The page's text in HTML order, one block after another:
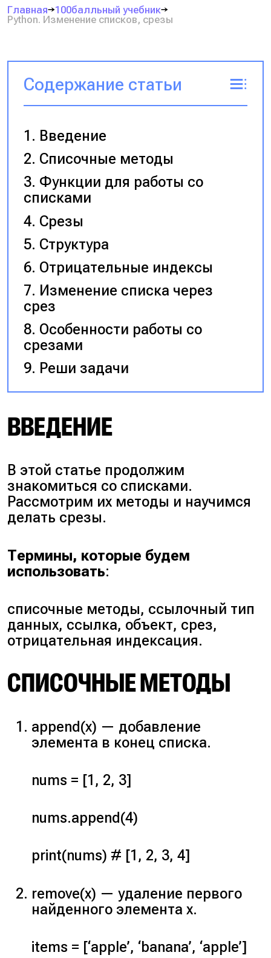
Главная
100балльный учебник
Python. Изменение списков, срезы
Содержание статьи
Введение
Списочные методы
Функции для работы со
списками
Срезы
Структура
Отрицательные индексы
Изменение списка через
срез
Особенности работы со
срезами
Реши задачи
ВВЕДЕНИЕ
В этой статье продолжим
знакомиться со списками.
Рассмотрим их методы и научимся
делать срезы.
Термины, которые будем
использовать:
списочные методы, ссылочный тип
данных, ссылка, объект, срез,
отрицательная индексация.
СПИСОЧНЫЕ МЕТОДЫ
append(x) — добавление
элемента в конец списка.
nums = [1, 2, 3]
nums.append(4)
print(nums) # [1, 2, 3, 4]
remove(x) — удаление первого
найденного элемента x.
items = [‘apple’, ‘banana’, ‘apple’]